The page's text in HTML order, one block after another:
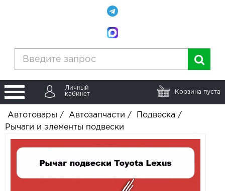
Личный
кабинет
Корзина пуста
Автотовары / Автозапчасти / Подвеска /
Рычаги и элементы подвески